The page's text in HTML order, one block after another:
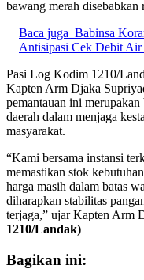
bawang merah disebabkan
Baca juga Babinsa
Antisipasi Cek Debit Air
Pasi Log Kodim 1210/
Kapten Arm Djaka
pemantauan ini
daerah dalam menjaga
masyarakat.
“Kami bersama instansi
memastikan stok
harga masih dalam batas
diharapkan stabilitas
terjaga,” ujar Kapten Arm
1210/Landak)
Bagikan ini: